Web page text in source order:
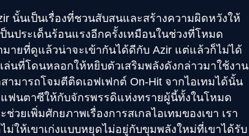
นั้นเป็นเรื่องที่ชวนสับสนและสร้างความผิดหวังให้
นประเด็นร้อนแรงอีกครั้งเหมือนในช่วงที่โหมด
ายที่ดูแล้วน่าจะเข้ากันได้ดีกับ Azir แต่แล้วก็ไม่ได้
นที่โดนหลอกให้หยิบตัวเสริมพลังดังกล่าวมาใช้งาน
ามารถโจมตีติดเอฟเฟกต์ On-Hit จากไอเทมได้นั้น
แฟนตาซีให้กับจักรพรรดิแห่งทรายผู้นี้ทั้งในโหมด
วยเพิ่มศักยภาพเรื่องการสเกลไอเทมของเขา เรา
ให้เขาเก่งแบบหยุดไม่อยู่กับขุมพลังใหม่ที่เขาได้รับ